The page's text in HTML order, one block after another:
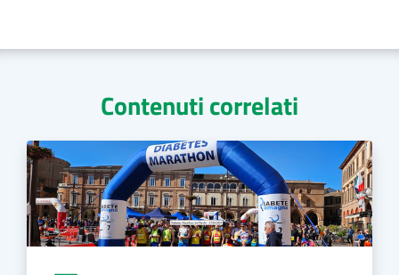
Contenuti correlati